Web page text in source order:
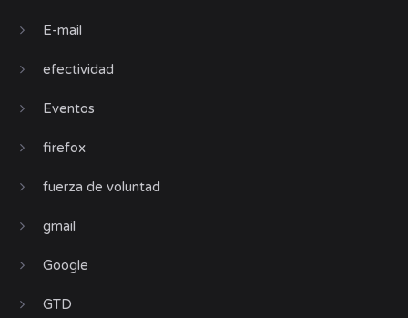
E-mail
efectividad
Eventos
firefox
fuerza de voluntad
gmail
Google
GTD